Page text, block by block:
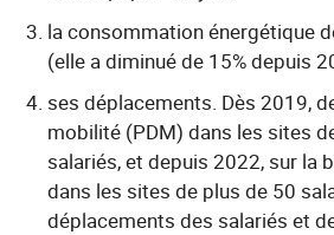
la consommation énergétique
(elle a diminué de 15% depuis
ses déplacements. Dès 2019,
mobilité (PDM) dans les sites
salariés, et depuis 2022, sur la
dans les sites de plus de 50
déplacements des salariés et